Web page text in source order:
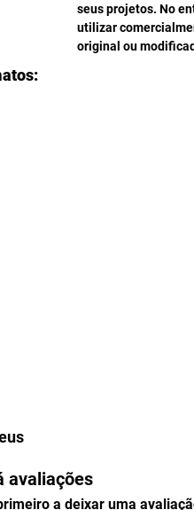
os
seus projetos. No
utilizar
original ou
avaliações
a deixar uma